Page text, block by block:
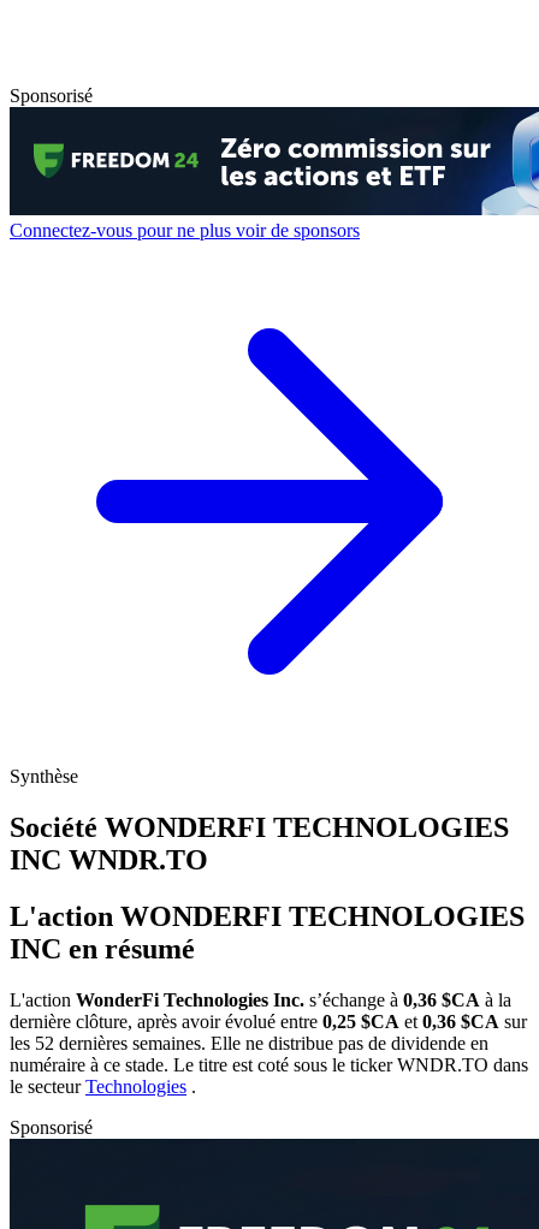
Sponsorisé
Connectez-vous pour ne plus voir de sponsors
Synthèse
Société WONDERFI TECHNOLOGIES
INC WNDR.TO
L'action WONDERFI TECHNOLOGIES
INC en résumé
L'action WonderFi Technologies Inc. s’échange à 0,36 $CA à la
dernière clôture, après avoir évolué entre 0,25 $CA et 0,36 $CA sur
les 52 dernières semaines. Elle ne distribue pas de dividende en
numéraire à ce stade. Le titre est coté sous le tickerWNDR.TO dans
le secteurTechnologies .
Sponsorisé